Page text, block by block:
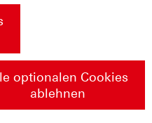
optionalen Cookies
ablehnen